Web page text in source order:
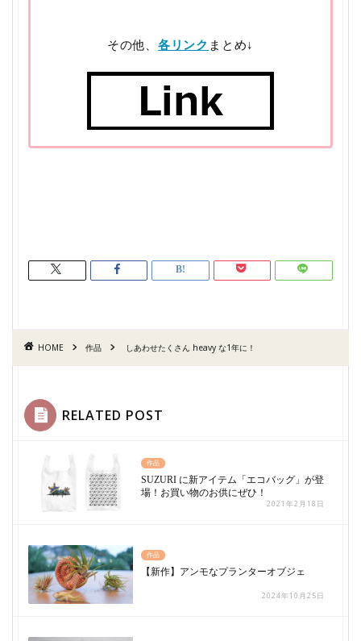
その他、 各リンク まとめ↓
HOME 作品 しあわせたくさん heavy な1年に！
RELATED POST
作品
SUZURI に新アイテム「エコバッグ」が登
場！お買い物のお供にぜひ！
2021年2月18日
作品
【新作】アンモなプランターオブジェ
2024年10月25日